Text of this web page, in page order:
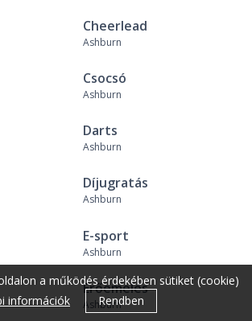
Cheerlead
Ashburn
Csocsó
Ashburn
Darts
Ashburn
Díjugratás
Ashburn
E-sport
Ashburn
Erőemelés
Ashburn
a működés érdekében sütiket (cookie)
információk Rendben